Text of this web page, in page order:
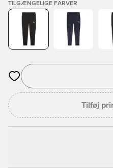
TILGÆNGELIGE FARVER
Åbner en Modal til at logge
Tilføj